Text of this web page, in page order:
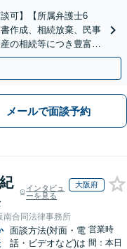
可】【所属弁護士6
作成、相続放棄、民事
の相続等につき豊富な
メールで面談予約
インタビュ
ーを見る
大阪府
南合同法律事務所
面談方法(対面・電
話・ビデオなど)は
営業時
間：本日